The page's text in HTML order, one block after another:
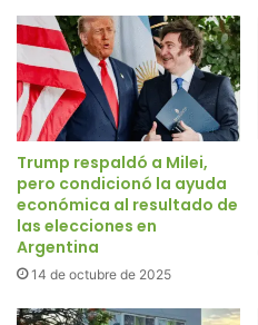
Trump respaldó a Milei,
pero condicionó la ayuda
económica al resultado de
las elecciones en
Argentina
14 de octubre de 2025